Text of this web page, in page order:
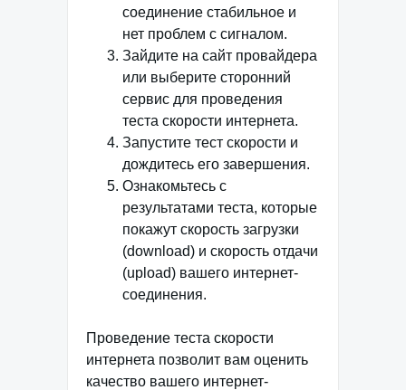
соединение стабильное и
нет проблем с сигналом.
Зайдите на сайт провайдера
или выберите сторонний
сервис для проведения
теста скорости интернета.
Запустите тест скорости и
дождитесь его завершения.
Ознакомьтесь с
результатами теста, которые
покажут скорость загрузки
(download) и скорость отдачи
(upload) вашего интернет-
соединения.
Проведение теста скорости
интернета позволит вам оценить
качество вашего интернет-